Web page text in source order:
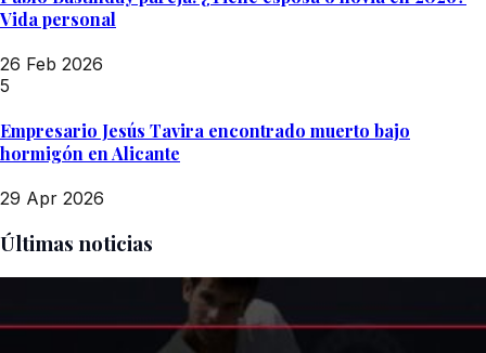
Vida personal
26 Feb 2026
5
Empresario Jesús Tavira encontrado muerto bajo
hormigón en Alicante
29 Apr 2026
Últimas noticias